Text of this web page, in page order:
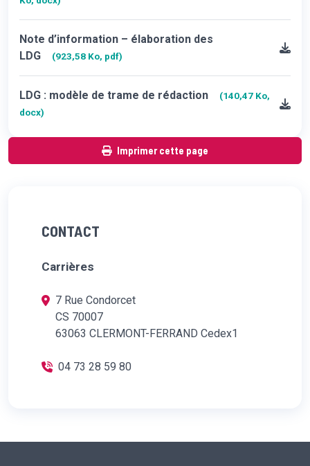
Note d’information – élaboration des
LDG
(923,58 Ko, pdf)
LDG : modèle de trame de rédaction
(140,47 Ko,
docx)
Imprimer cette page
CONTACT
Carrières
7 Rue Condorcet
CS 70007
63063 CLERMONT-FERRAND Cedex1
04 73 28 59 80